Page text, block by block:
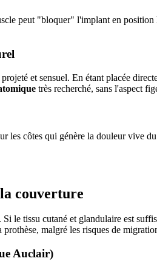
peut "bloquer" l'implant en position
et sensuel. En étant placée
très recherché, sans l'aspect
les côtes qui génère la douleur vive
couverture
le tissu cutané et glandulaire est
malgré les risques de
Auclair)